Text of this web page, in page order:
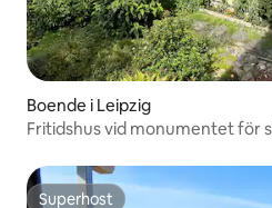
Boende i Leipzig
Fritidshus vid monumentet för
Superhost